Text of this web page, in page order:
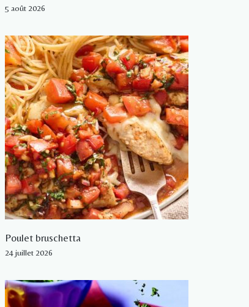
5 août 2026
Poulet bruschetta
24 juillet 2026